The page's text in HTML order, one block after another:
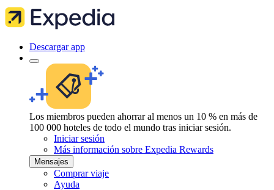
Descargar app
Los miembros pueden ahorrar al menos un 10 % en más de
100 000 hoteles de todo el mundo tras iniciar sesión.
Iniciar sesión
Más información sobre Expedia Rewards
Mensajes
Comprar viaje
Ayuda